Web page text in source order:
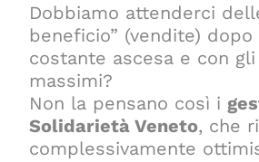
Dobbiamo attenderci
beneficio” (vendite)
costante ascesa e con
massimi?
Non la pensano così i
Solidarietà Veneto, che
complessivamente